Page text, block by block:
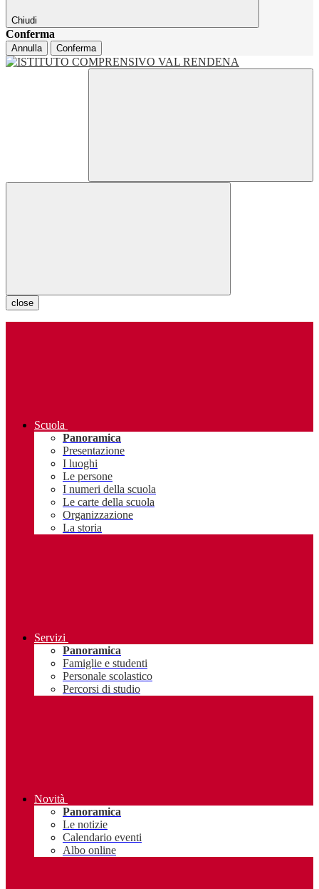
Chiudi
Conferma
Annulla Conferma
close
Scuola
Panoramica
Presentazione
I luoghi
Le persone
I numeri della scuola
Le carte della scuola
Organizzazione
La storia
Servizi
Panoramica
Famiglie e studenti
Personale scolastico
Percorsi di studio
Novità
Panoramica
Le notizie
Calendario eventi
Albo online